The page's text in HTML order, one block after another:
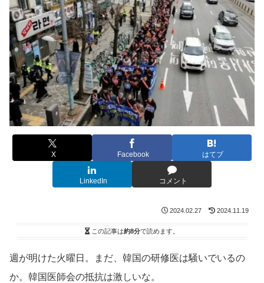
X Facebook はてブ
LinkedIn コメント
2024.02.27 2024.11.19
この記事は約8分で読めます。
週が明けた火曜日。まだ、韓国の研修医は騒いでいるの
か。韓国医師会の抵抗は激しいな。